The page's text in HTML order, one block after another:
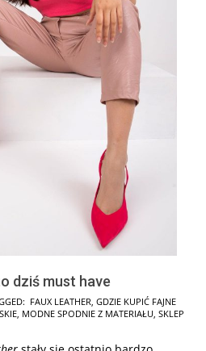
dziś must have
FAUX LEATHER, GDZIE KUPIĆ FAJNE
, MODNE SPODNIE Z MATERIAŁU, SKLEP